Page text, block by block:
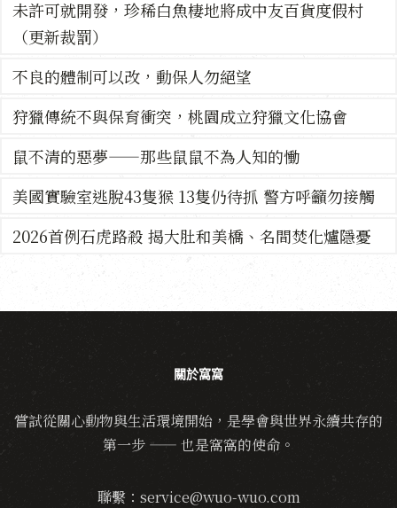
未許可就開發，珍稀白魚棲地將成中友百貨度假村
（更新裁罰）
不良的體制可以改，動保人勿絕望
狩獵傳統不與保育衝突，桃園成立狩獵文化協會
鼠不清的惡夢——那些鼠鼠不為人知的慟
美國實驗室逃脫43隻猴 13隻仍待抓 警方呼籲勿接觸
2026首例石虎路殺 揭大肚和美橋、名間焚化爐隱憂
關於窩窩
嘗試從關心動物與生活環境開始，是學會與世界永續共存的
第一步 —— 也是窩窩的使命。
聯繫：service@wuo-wuo.com